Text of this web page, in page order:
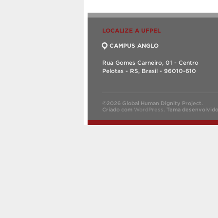
LOCALIZE A UFPEL
CAMPUS ANGLO
Rua Gomes Carneiro, 01 - Centro
Pelotas - RS, Brasil - 96010-610
©2026 Global Human Dignity Project.
Criado com WordPress. Tema